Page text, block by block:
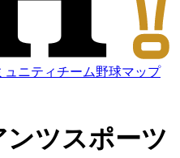
ュニティチーム野球マップ
ツスポーツ